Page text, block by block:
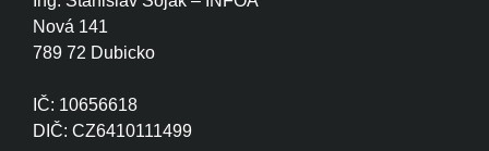
Nová 141
789 72 Dubicko
IČ: 10656618
DIČ: CZ6410111499